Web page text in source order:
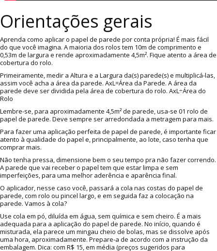
Orientações gerais
Aprenda como aplicar o papel de parede por conta própria! É mais fácil
do que você imagina. A maioria dos rolos tem 10m de comprimento e
0,53m de largura e rende aproximadamente 4,5m². Fique atento a área de
cobertura do rolo.
Primeiramente, medir a Altura e a Largura da(s) parede(s) e multiplicá-las,
assim você acha a área da parede. AxL=Área da Parede. A área da
parede deve ser dividida pela área de cobertura do rolo. AxL÷Área do
Rolo
Lembre-se, para aproximadamente 4,5m² de parede, usa-se 01 rolo de
papel de parede. Deve sempre ser arredondada a metragem para mais.
Para fazer uma aplicação perfeita de papel de parede, é importante ficar
atento à qualidade do papel e, principalmente, ao lote, caso tenha que
comprar mais.
Não tenha pressa, dimensione bem o seu tempo pra não fazer correndo.
A parede que vai receber o papel tem que estar limpa e sem
imperfeições, para uma melhor aderência e aparência final.
O aplicador, nesse caso você, passará a cola nas costas do papel de
parede, com rolo ou pincel largo, e em seguida faz a colocação na
parede. Vamos à cola?
Use cola em pó, diluída em água, sem química e sem cheiro. É a mais
adequada para a aplicação do papel de parede. No início, quando é
misturada, ela parece um mingau cheio de bolas, mas se dissolve após
uma hora, aproximadamente. Prepare-a de acordo com a instrução da
embalagem. Dica: com R$ 15, em média (preços sugeridos para